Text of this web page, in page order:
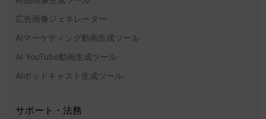
広告画像ジェネレーター
AIマーケティング動画生成ツール
AI YouTube動画生成ツール
AIポッドキャスト生成ツール
サポート・法務